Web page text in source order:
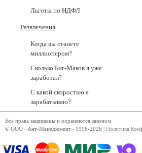
Льготы по НДФЛ
Развлечения
Когда вы станете
миллионером?
Сколько Биг-Маков я уже
заработал?
С какой скоростью я
зарабатываю?
Все права защищены и охраняются законом
© ООО «Ант-Менеджмент» 1996-2026 | Политика